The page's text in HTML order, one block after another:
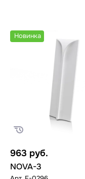
Новинка
963 руб.
NOVA-3